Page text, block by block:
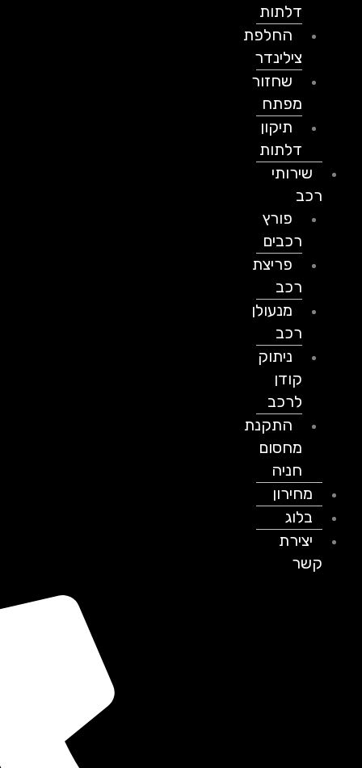
דלתות
החלפת
צילינדר
שחזור
מפתח
תיקון
דלתות
שירותי
פורץ
רכבים
פריצת
מנעולן
ניתוק
לרכב
התקנת
מחסום
חניה
מחירון
בלוג
יצירת
קשר